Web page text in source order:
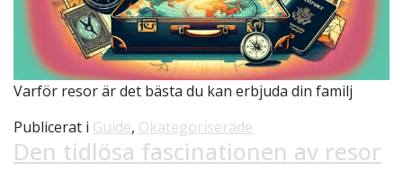
Varför resor är det bästa du kan erbjuda din familj
Publicerat i Guide, Okategoriserade
Den tidlösa fascinationen av resor